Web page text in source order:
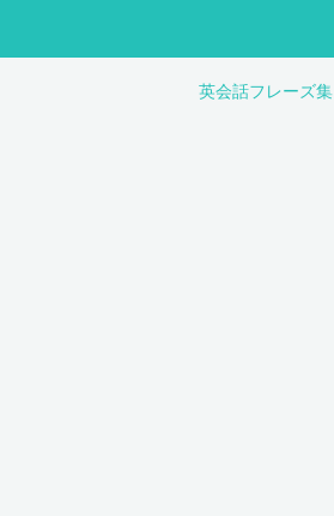
英会話フレーズ集